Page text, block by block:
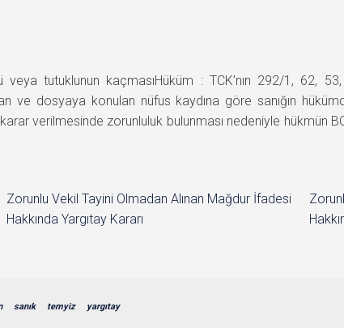
tutuklunun kaçmasıHüküm : TCK’nın 292/1, 62,
ve dosyaya konulan nüfus kaydına göre sanığın
verilmesinde zorunluluk bulunması nedeniyle hükmün
Zorunlu Vekil Tayini Olmadan Alınan Mağdur İfadesi
Hakkında Yargıtay Kararı
sanık temyiz yargıtay